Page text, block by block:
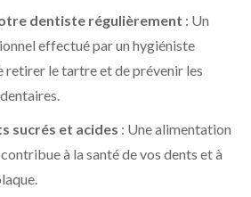
dentiste régulièrement : Un
effectué par un hygiéniste
retirer le tartre et de prévenir les
sucrés et acides : Une alimentation
à la santé de vos dents et à